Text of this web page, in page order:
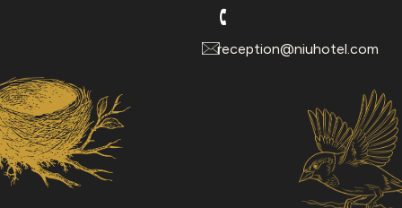
reception@niuhotel.com